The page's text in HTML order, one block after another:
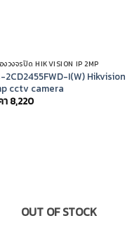
วงจรปิด HIKVISION IP 2MP
2CD2455FWD-I(W) Hikvision
cctv camera
า8,220
OUT OF STOCK